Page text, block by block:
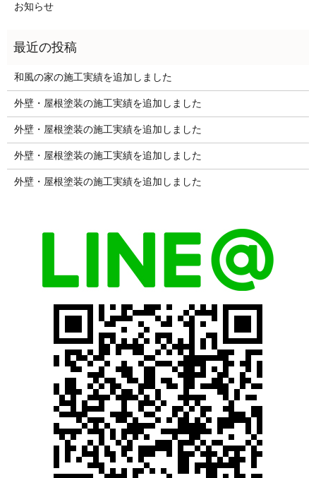
お知らせ
和風の家の施工実績を追加しました
外壁・屋根塗装の施工実績を追加しました
外壁・屋根塗装の施工実績を追加しました
外壁・屋根塗装の施工実績を追加しました
外壁・屋根塗装の施工実績を追加しました